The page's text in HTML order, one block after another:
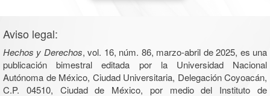
Aviso legal:
Hechos y Derechos, vol. 16, núm. 86, marzo-abril de 2025, es una
publicación bimestral editada por la Universidad Nacional
Autónoma de México, Ciudad Universitaria, Delegación Coyoacán,
C.P. 04510, Ciudad de México, por medio del Instituto de